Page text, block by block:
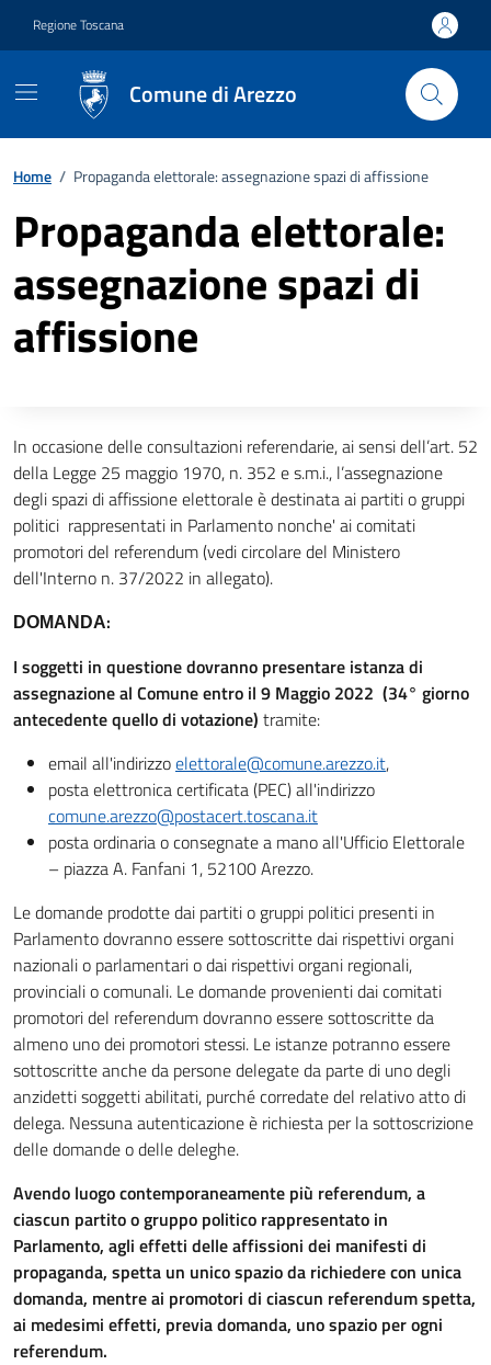
Regione Toscana
Comune di Arezzo
Home / Propaganda elettorale: assegnazione spazi di affissione
Propaganda elettorale:
assegnazione spazi di
affissione
Descrizione completa
In occasione delle consultazioni referendarie, ai sensi dell’art. 52
della Legge 25 maggio 1970, n. 352 e s.m.i., l’assegnazione
degli spazi di affissione elettorale è destinata ai partiti o gruppi
politici rappresentati in Parlamento nonche' ai comitati
promotori del referendum (vedi circolare del Ministero
dell'Interno n. 37/2022 in allegato).
DOMANDA:
I soggetti in questione dovranno presentare istanza di
assegnazione al Comune entro il 9 Maggio 2022 (34° giorno
antecedente quello di votazione) tramite:
email all'indirizzoelettorale@comune.arezzo.it,
posta elettronica certificata (PEC) all'indirizzo
comune.arezzo@postacert.toscana.it
posta ordinaria o consegnate a mano all'Ufficio Elettorale
– piazza A. Fanfani 1, 52100 Arezzo.
Le domande prodotte dai partiti o gruppi politici presenti in
Parlamento dovranno essere sottoscritte dai rispettivi organi
nazionali o parlamentari o dai rispettivi organi regionali,
provinciali o comunali. Le domande provenienti dai comitati
promotori del referendum dovranno essere sottoscritte da
almeno uno dei promotori stessi. Le istanze potranno essere
sottoscritte anche da persone delegate da parte di uno degli
anzidetti soggetti abilitati, purché corredate del relativo atto di
delega. Nessuna autenticazione è richiesta per la sottoscrizione
delle domande o delle deleghe.
Avendo luogo contemporaneamente più referendum, a
ciascun partito o gruppo politico rappresentato in
Parlamento, agli effetti delle affissioni dei manifesti di
propaganda, spetta un unico spazio da richiedere con unica
domanda, mentre ai promotori di ciascun referendum spetta,
ai medesimi effetti, previa domanda, uno spazio per ogni
referendum.